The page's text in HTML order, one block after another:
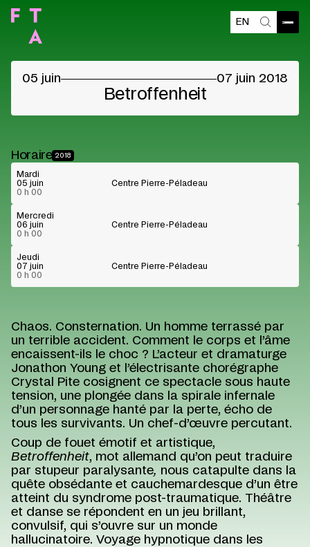
EN
pour voir le contenu
Préférences cookies Lire sur Youtube
05 juin 07 juin 2018
Betroffenheit
Chaos. Consternation. Un homme terrassé par
un terrible accident. Comment le corps et l’âme
encaissent-ils le choc ? L’acteur et dramaturge
Jonathon Young et l’électrisante chorégraphe
Crystal Pite cosignent ce spectacle sous haute
tension, une plongée dans la spirale infernale
d’un personnage hanté par la perte, écho de
tous les survivants. Un chef-d’œuvre percutant.
Coup de fouet émotif et artistique,
Betroffenheit, mot allemand qu’on peut traduire
par stupeur paralysante, nous catapulte dans la
quête obsédante et cauchemardesque d’un être
atteint du syndrome post-traumatique. Théâtre
et danse se répondent en un jeu brillant,
convulsif, qui s’ouvre sur un monde
hallucinatoire. Voyage hypnotique dans les
Horaire 2018
Mardi
05 juin
0 h 00
Centre Pierre-Péladeau
Mercredi
06 juin
0 h 00
Centre Pierre-Péladeau
Jeudi
07 juin
0 h 00
Centre Pierre-Péladeau